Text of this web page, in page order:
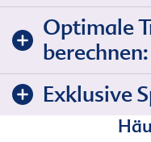
Optimale
berechnen:
Exklusive